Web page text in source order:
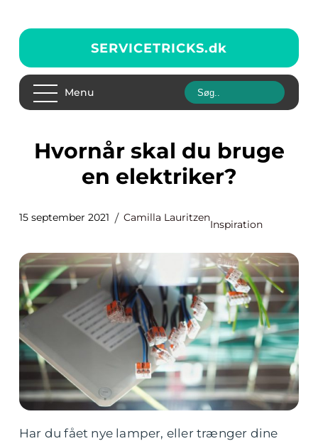
SERVICETRICKS.dk
Menu
Hvornår skal du bruge
en elektriker?
15 september 2021 Camilla Lauritzen
Inspiration
Har du fået nye lamper, eller trænger dine